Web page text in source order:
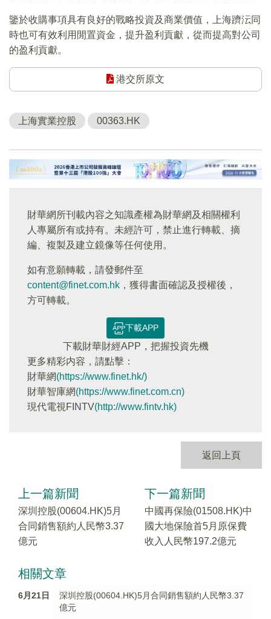
鑒於收購事項具有良好的戰略投資及商業價值，上海躋沄同
時也可有效利用閒置資金，提升盈利貢獻，從而提高對公司
的盈利貢獻。
港交所原文
上海實業控股 00363.HK
財華網所刊載內容之知識產權為財華網及相關權利
人專屬所有或持有。未經許可，禁止進行轉載、摘
編、複製及建立鏡像等任何使用。
如有意願轉載，請發郵件至
content@finet.com.hk ，獲得書面確認及授權後，
方可轉載。
下載APP
下載財華財經APP，把握投資先機
更多精彩内容，請點擊：
財華網(https://www.finet.hk/)
財華智庫網(https://www.finet.com.cn)
現代電視FINTV(http://www.fintv.hk)
返回上頁
上一篇新聞
深圳控股(00604.HK)5月
合同銷售額約人民幣3.37
億元
下一篇新聞
中國再保險(01508.HK)中
國大地保險首5月原保費
收入人民幣197.2億元
相關文章
6月21日
深圳控股(00604.HK)5月合同銷售額約人民幣3.37
億元